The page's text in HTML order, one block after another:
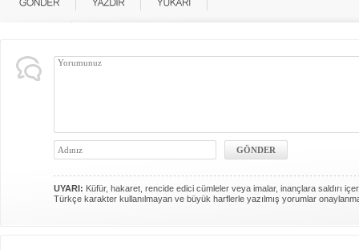
UYARI: Küfür, hakaret, rencide edici cümleler veya imalar, inançlara saldırı
Türkçe karakter kullanılmayan ve büyük harflerle yazılmış yorumlar